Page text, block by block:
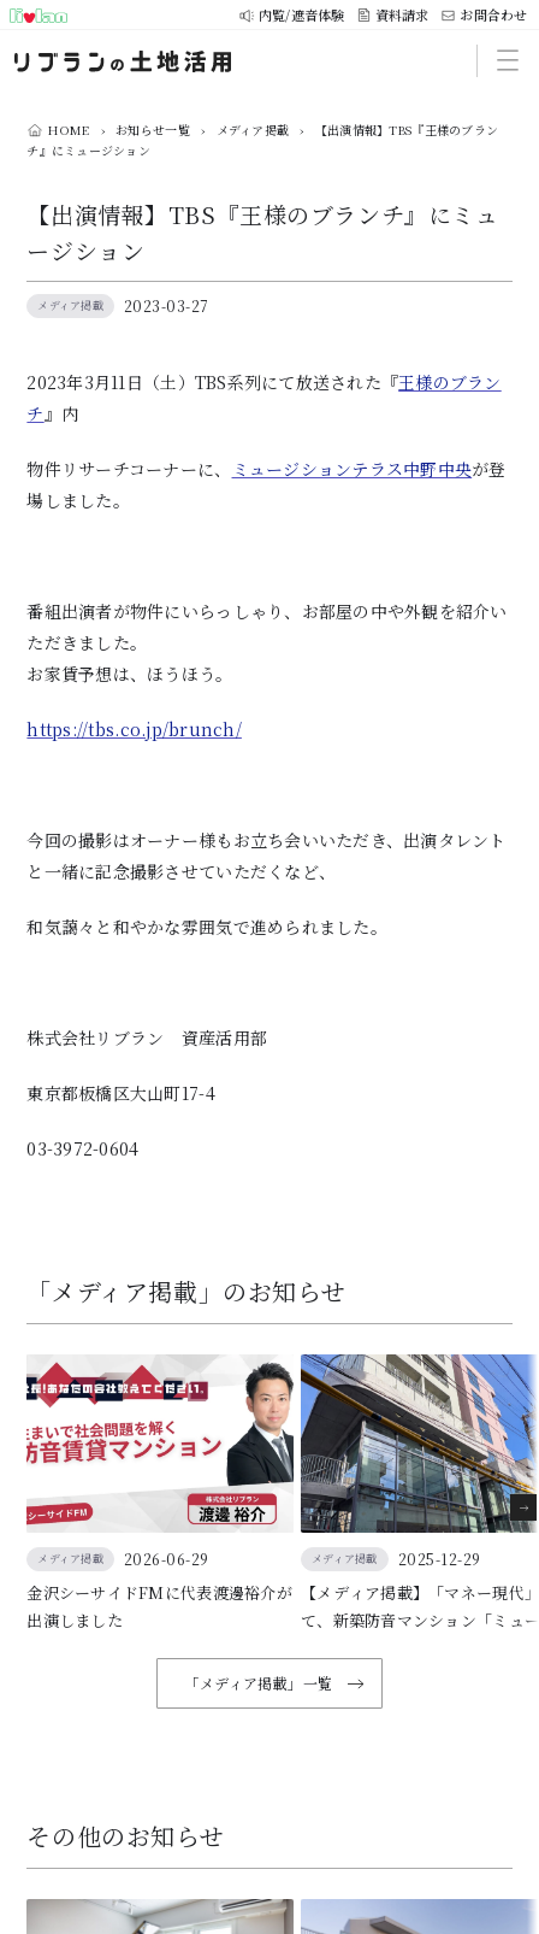
内覧/遮音体験 資料請求 お問合わせ
HOME › お知らせ一覧 › メディア掲載 ›
【出演情報】TBS『王様のブラン
チ』にミュージション
【出演情報】TBS『王様のブランチ』にミュ
ージション
メディア掲載 2023-03-27
2023年3月11日（土）TBS系列にて放送された『王様のブラン
チ』内
物件リサーチコーナーに、 ミュージションテラス中野中央が登
場しました。
番組出演者が物件にいらっしゃり、お部屋の中や外観を紹介い
ただきました。
お家賃予想は、ほうほう。
https://tbs.co.jp/brunch/
今回の撮影はオーナー様もお立ち会いいただき、出演タレント
と一緒に記念撮影させていただくなど、
和気藹々と和やかな雰囲気で進められました。
株式会社リブラン 資産活用部
東京都板橋区大山町17-4
03-3972-0604
「メディア掲載」のお知らせ
メディア掲載 2026-06-29
金沢シーサイドFMに代表渡邊裕介が
出演しました
メディア掲載 2025-12-29
【メディア掲載】「マネー現代
て、新築防音マンション「ミュ
「メディア掲載」一覧
その他のお知らせ